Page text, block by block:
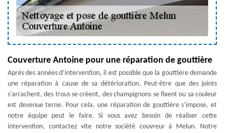
Couverture Antoine pour une réparation de gouttière
Après des années d’intervention, il est possible que la gouttière demande
une réparation à cause de sa détérioration. Peut-être que des joints
s’arrachent, des trous se créent, des champignons se fixent ou sa couleur
est devenue terne. Pour cela, une réparation de gouttière s’impose, et
notre équipe peut le faire. Si vous avez besoin de réaliser cette
intervention, contactez vite notre société couvreur à Melun. Notre